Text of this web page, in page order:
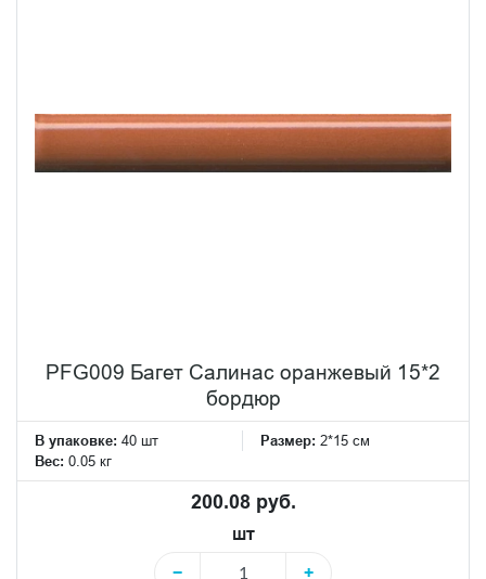
PFG009 Багет Салинас оранжевый 15*2
бордюр
В упаковке: 40 шт Размер: 2*15 см
Вес: 0.05 кг
200.08 руб.
шт
−
+